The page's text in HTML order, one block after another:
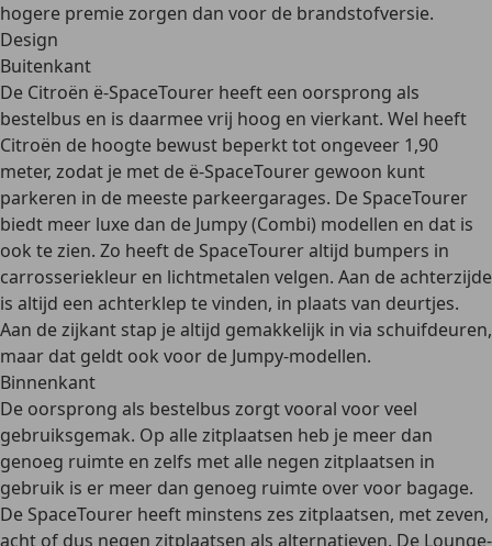
hogere premie zorgen dan voor de brandstofversie.
Design
Buitenkant
De Citroën ë-SpaceTourer heeft een oorsprong als
bestelbus en is daarmee vrij hoog en vierkant. Wel heeft
Citroën de hoogte bewust beperkt tot ongeveer 1,90
meter, zodat je met de ë-SpaceTourer gewoon kunt
parkeren in de meeste parkeergarages. De SpaceTourer
biedt meer luxe dan de Jumpy (Combi) modellen en dat is
ook te zien. Zo heeft de SpaceTourer altijd bumpers in
carrosseriekleur en lichtmetalen velgen. Aan de achterzijde
is altijd een achterklep te vinden, in plaats van deurtjes.
Aan de zijkant stap je altijd gemakkelijk in via schuifdeuren,
maar dat geldt ook voor de Jumpy-modellen.
Binnenkant
De oorsprong als bestelbus zorgt vooral voorveel
gebruiksgemak. Op alle zitplaatsen heb je meer dan
genoeg ruimte en zelfs met alle negen zitplaatsen in
gebruik is er meer dan genoeg ruimte over voor bagage.
De SpaceTourer heeft minstens zes zitplaatsen, met zeven,
acht of dus negen zitplaatsen als alternatieven. De Lounge-